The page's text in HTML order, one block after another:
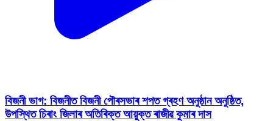
বিজনী ভাগ: বিজনীত বিজনী পৌৰসভাৰ শপত গ্ৰহণ অনুষ্ঠান অনুষ্ঠিত,
উপস্থিত চিৰাং জিলাৰ অতিৰিক্ত আয়ুক্ত ৰাজীৱ কুমাৰ দাস